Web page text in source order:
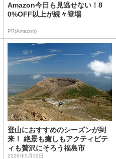
Amazon今日も見逃せない！8
0%OFF以上が続々登場
PR(Amazon)
登山におすすめのシーズンが到
来！ 絶景も癒しもアクティビテ
ィも贅沢にそろう福島市
2026年5月19日